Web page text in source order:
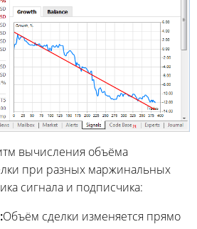
вычисления объёма
при разных маржинальных
сигнала и подписчика:
Объём сделки изменяется прямо